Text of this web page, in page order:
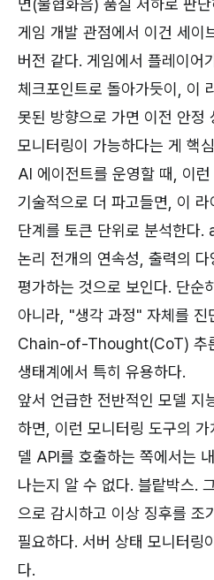
면(불협화음) 품질 저하로 판
게임 개발 관점에서 이건 세이
버전 같다. 게임에서 플레이어
체크포인트로 돌아가듯이, 이
못된 방향으로 가면 이전 안정
모니터링이 가능하다는 게 핵
AI 에이전트를 운영할 때, 이
기술적으로 더 파고들면, 이
단계를 토큰 단위로 분석한다.
논리 전개의 연속성, 출력의
평가하는 것으로 보인다. 단순
아니라, "생각 과정" 자체를 진
Chain-of-Thought(CoT) 추
생태계에서 특히 유용하다.
앞서 언급한 전반적인 모델 지
하면, 이런 모니터링 도구의
델 API를 호출하는 쪽에서는
나는지 알 수 없다. 블랕박스.
으로 감시하고 이상 징후를 조
필요하다. 서버 상태 모니터링
다.